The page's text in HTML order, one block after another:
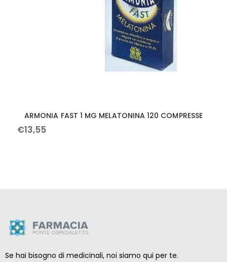
ARMONIA FAST 1 MG MELATONINA 120 COMPRESSE
€13,55
Se hai bisogno di medicinali, noi siamo qui per te.